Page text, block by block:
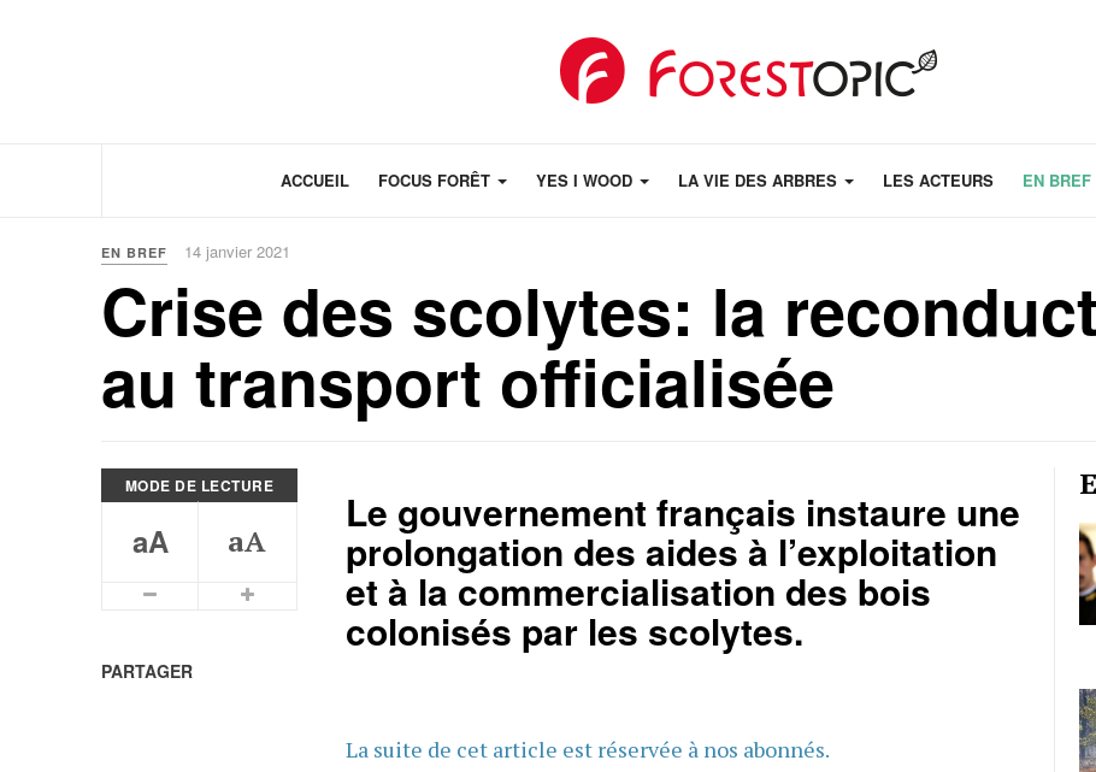
ACCUEIL FOCUS FORÊT YES I WOOD LA VIE DES ARBRES LES ACTEURS EN BREF
EN BREF 14 janvier 2021
Crise des scolytes: la
au transport officialisée
MODE DE LECTURE
aA aA
Plus petits caractèresPlus grands caractères
PARTAGER
Le gouvernement français instaure une
prolongation des aides à l’exploitation
et à la commercialisation des bois
colonisés par les scolytes.
La suite de cet article est réservée à nos abonnés.